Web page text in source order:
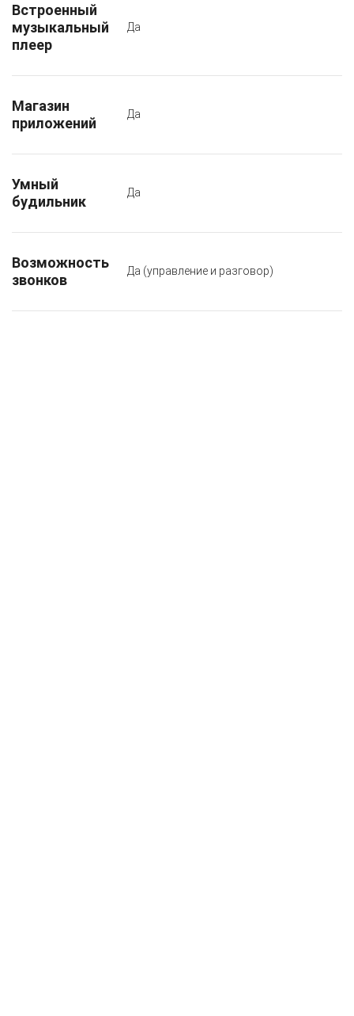
Встроенный
музыкальный
плеер
Да
Магазин
приложений
Да
Умный
будильник
Да
Возможность
звонков
Да (управление и разговор)